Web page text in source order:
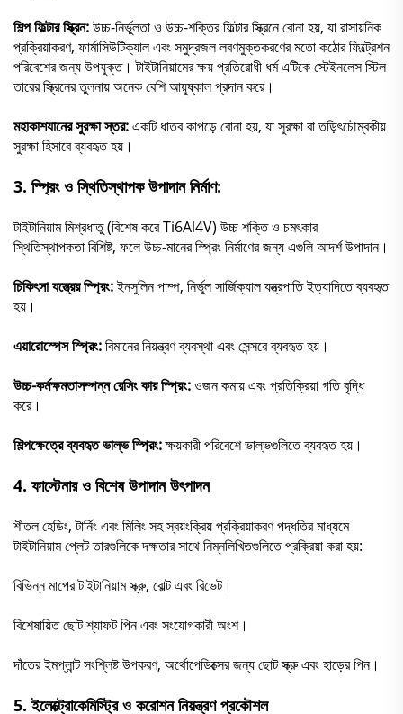
শিল্প ফিল্টার স্ক্রিন:উচ্চ-নির্ভুলতা ও উচ্চ-শক্তির ফিল্টার স্ক্রিনে বোনা হয়, যা রাসায়নিক
প্রক্রিয়াকরণ, ফার্মাসিউটিক্যাল এবং সমুদ্রজল লবণমুক্তকরণের মতো কঠোর ফিল্ট্রেশন
পরিবেশের জন্য উপযুক্ত। টাইটানিয়ামের ক্ষয় প্রতিরোধী ধর্ম এটিকে স্টেইনলেস স্টিল
তারের স্ক্রিনের তুলনায় অনেক বেশি আয়ুষ্কাল প্রদান করে।
মহাকাশযানের সুরক্ষা স্তর:একটি ধাতব কাপড়ে বোনা হয়, যা সুরক্ষা বা তড়িৎচৌম্বকীয়
সুরক্ষা হিসাবে ব্যবহৃত হয়।
3. স্প্রিং ও স্থিতিস্থাপক উপাদান নির্মাণ:
টাইটানিয়াম মিশ্রধাতু (বিশেষ করে Ti6Al4V) উচ্চ শক্তি ও চমৎকার
স্থিতিস্থাপকতা বিশিষ্ট, ফলে উচ্চ-মানের স্প্রিং নির্মাণের জন্য এগুলি আদর্শ উপাদান।
চিকিৎসা যন্ত্রের স্প্রিং:ইনসুলিন পাম্প, নির্ভুল সার্জিক্যাল যন্ত্রপাতি ইত্যাদিতে ব্যবহৃত
হয়।
এয়ারোস্পেস স্প্রিং:বিমানের নিয়ন্ত্রণ ব্যবস্থা এবং সেন্সরে ব্যবহৃত হয়।
উচ্চ-কর্মক্ষমতাসম্পন্ন রেসিং কার স্প্রিং:ওজন কমায় এবং প্রতিক্রিয়া গতি বৃদ্ধি
করে।
শিল্পক্ষেত্রে ব্যবহৃত ভাল্ভ স্প্রিং:ক্ষয়কারী পরিবেশে ভাল্ভগুলিতে ব্যবহৃত হয়।
4. ফাস্টেনার ও বিশেষ উপাদান উৎপাদন
শীতল হেডিং, টার্নিং এবং মিলিং সহ স্বয়ংক্রিয় প্রক্রিয়াকরণ পদ্ধতির মাধ্যমে
টাইটানিয়াম প্লেট তারগুলিকে দক্ষতার সাথে নিম্নলিখিতগুলিতে প্রক্রিয়া করা হয়:
বিভিন্ন মাপের টাইটানিয়াম স্ক্রু, বোল্ট এবং রিভেট।
বিশেষায়িত ছোট শ্যাফট পিন এবং সংযোগকারী অংশ।
দাঁতের ইমপ্লান্ট সংশ্লিষ্ট উপকরণ, অর্থোপেডিক্সের জন্য ছোট স্ক্রু এবং হাড়ের পিন।
5.ইলেক্ট্রোকেমিস্ট্রি ও করোশন নিয়ন্ত্রণ প্রকৌশল